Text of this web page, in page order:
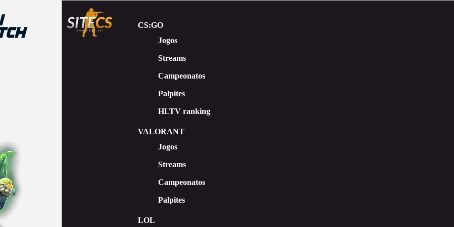
CS:GO
Jogos
Streams
Сampeonatos
Palpites
HLTV ranking
VALORANT
Jogos
Streams
Campeonatos
Palpites
LOL